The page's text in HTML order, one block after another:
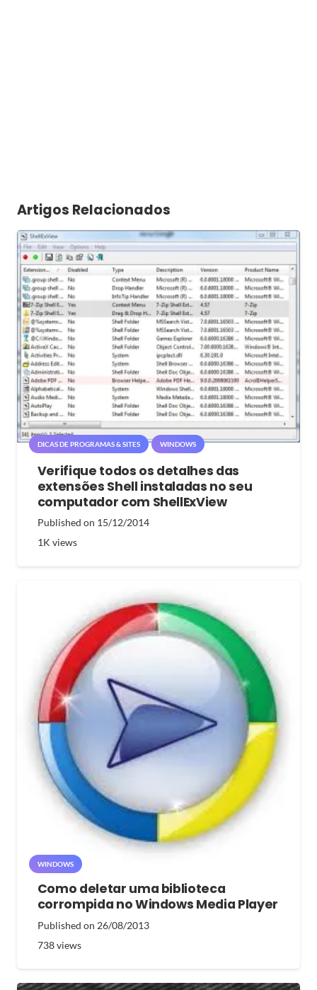
Artigos Relacionados
DICAS DE PROGRAMAS & SITES WINDOWS
Verifique todos os detalhes das
extensões Shell instaladas no seu
computador com ShellExView
Published on 15/12/2014
1K views
WINDOWS
Como deletar uma biblioteca
corrompida no Windows Media Player
Published on 26/08/2013
738views